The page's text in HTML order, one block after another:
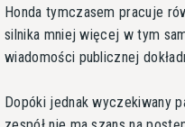
Honda tymczasem pracuje
silnika mniej więcej w tym
wiadomości publicznej
Dopóki jednak wyczekiwany